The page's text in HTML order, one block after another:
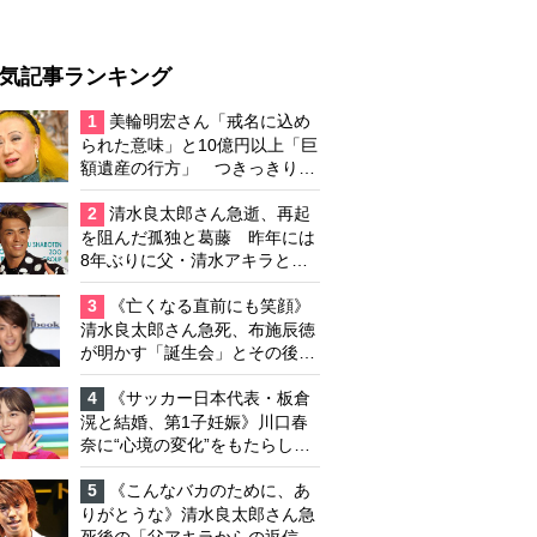
記事ランキング
1
美輪明宏さん「戒名に込め
られた意味」と10億円以上「巨
額遺産の行方」 つきっきりで
私生活をサポートしていた元俳
優が相続か
2
清水良太郎さん急逝、再起
を阻んだ孤独と葛藤 昨年には
8年ぶりに父・清水アキラと共
演、本格的な活動再開に向かっ
ていたが…周囲が懸念していた
「不安定なところ」
3
《亡くなる直前にも笑顔》
清水良太郎さん急死、布施辰徳
が明かす「誕生会」とその後の
メッセージ
4
《サッカー日本代表・板倉
滉と結婚、第1子妊娠》川口春
奈に“心境の変化”をもたらした
主演映画『ママせか』 身を削
って「がんに蝕まれる母」を演
じた壮絶な撮影現場
5
《こんなバカのために、あ
りがとうな》清水良太郎さん急